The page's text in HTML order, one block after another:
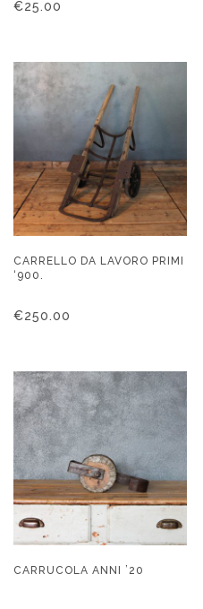
€25.00
CARRELLO DA LAVORO PRIMI
‘900.
€250.00
CARRUCOLA ANNI ’20